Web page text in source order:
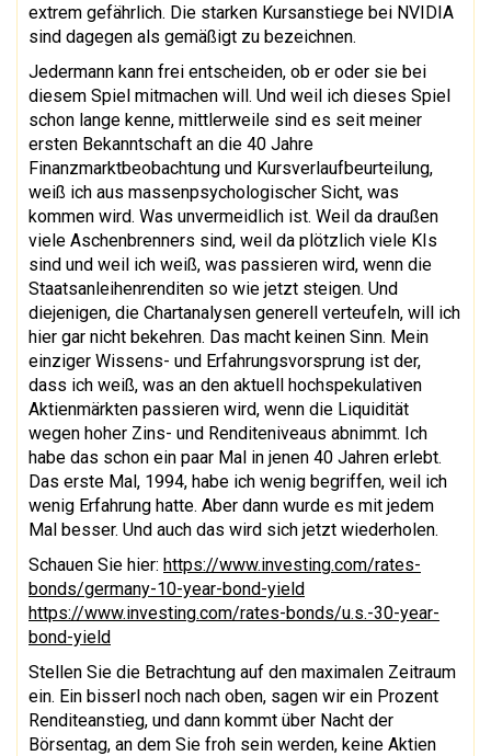
extrem gefährlich. Die starken Kursanstiege bei NVIDIA
sind dagegen als gemäßigt zu bezeichnen.
Jedermann kann frei entscheiden, ob er oder sie bei
diesem Spiel mitmachen will. Und weil ich dieses Spiel
schon lange kenne, mittlerweile sind es seit meiner
ersten Bekanntschaft an die 40 Jahre
Finanzmarktbeobachtung und Kursverlaufbeurteilung,
weiß ich aus massenpsychologischer Sicht, was
kommen wird. Was unvermeidlich ist. Weil da draußen
viele Aschenbrenners sind, weil da plötzlich viele KIs
sind und weil ich weiß, was passieren wird, wenn die
Staatsanleihenrenditen so wie jetzt steigen. Und
diejenigen, die Chartanalysen generell verteufeln, will ich
hier gar nicht bekehren. Das macht keinen Sinn. Mein
einziger Wissens- und Erfahrungsvorsprung ist der,
dass ich weiß, was an den aktuell hochspekulativen
Aktienmärkten passieren wird, wenn die Liquidität
wegen hoher Zins- und Renditeniveaus abnimmt. Ich
habe das schon ein paar Mal in jenen 40 Jahren erlebt.
Das erste Mal, 1994, habe ich wenig begriffen, weil ich
wenig Erfahrung hatte. Aber dann wurde es mit jedem
Mal besser. Und auch das wird sich jetzt wiederholen.
Schauen Sie hier: https://www.investing.com/rates-
bonds/germany-10-year-bond-yield
https://www.investing.com/rates-bonds/u.s.-30-year-
bond-yield
Stellen Sie die Betrachtung auf den maximalen Zeitraum
ein. Ein bisserl noch nach oben, sagen wir ein Prozent
Renditeanstieg, und dann kommt über Nacht der
Börsentag, an dem Sie froh sein werden, keine Aktien